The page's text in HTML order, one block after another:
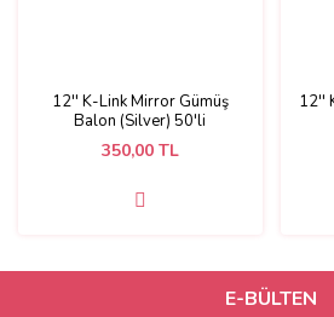
12'' K-Link Mirror Gümüş
Balon (Silver) 50'li
350,00 TL
12''
E-BÜLTEN